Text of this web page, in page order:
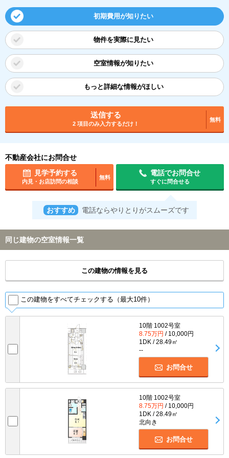
初期費用が知りたい
物件を実際に見たい
空室情報が知りたい
もっと詳細な情報がほしい
送信する
2 項目のみ入力するだけ！
無料
不動産会社にお問合せ
見学予約する
内見・お店訪問の相談
無料
電話でお問合せ
すぐに問合せる
おすすめ 電話ならやりとりがスムーズです
同じ建物の空室情報一覧
この建物の情報を見る
この建物をすべてチェックする（最大10件）
10階 1002号室
8.75万円 / 10,000円
1DK / 28.49㎡
--
お問合せ
10階 1002号室
8.75万円 / 10,000円
1DK / 28.49㎡
北向き
お問合せ